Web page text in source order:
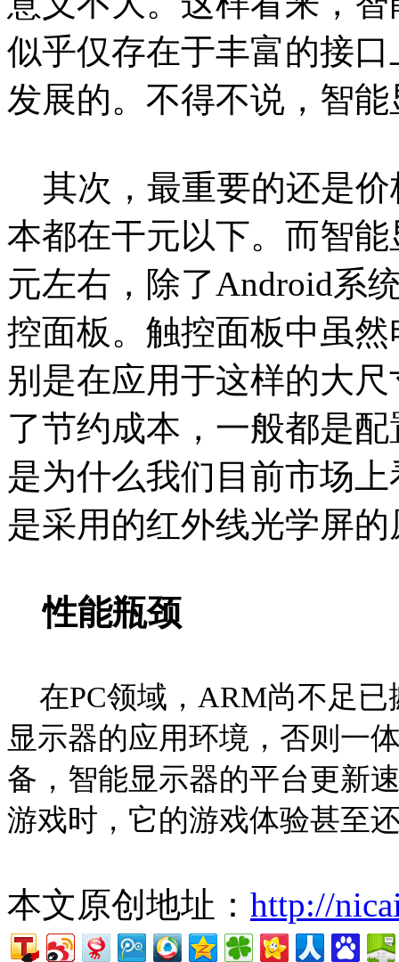
似乎仅存在于丰富的接
发展的。不得不说，智
其次，最重要的还是
本都在干元以下。而智
元左右，除了Android系
控面板。触控面板中虽
别是在应用于这样的大
了节约成本，一般都是
是为什么我们目前市场
是采用的红外线光学屏的
性能瓶颈
在PC领域， ARM尚不足已
显示器的应用环境，否则一
备，智能显示器的平台更新
游戏时，它的游戏体验甚至
本文原创地址： http://